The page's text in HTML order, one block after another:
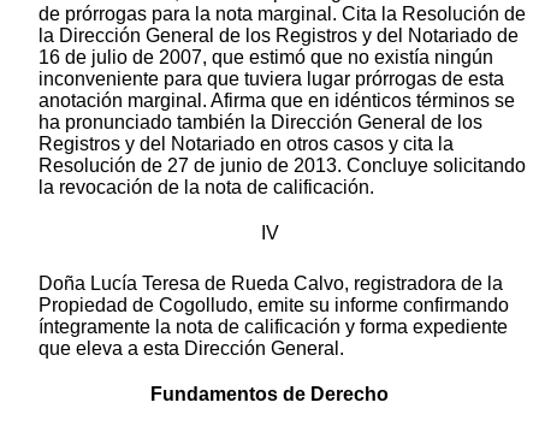
de prórrogas para la nota marginal. Cita la Resolución de
la Dirección General de los Registros y del Notariado de
16 de julio de 2007, que estimó que no existía ningún
inconveniente para que tuviera lugar prórrogas de esta
anotación marginal. Afirma que en idénticos términos se
ha pronunciado también la Dirección General de los
Registros y del Notariado en otros casos y cita la
Resolución de 27 de junio de 2013. Concluye solicitando
la revocación de la nota de calificación.
IV
Doña Lucía Teresa de Rueda Calvo, registradora de la
Propiedad de Cogolludo, emite su informe confirmando
íntegramente la nota de calificación y forma expediente
que eleva a esta Dirección General.
Fundamentos de Derecho